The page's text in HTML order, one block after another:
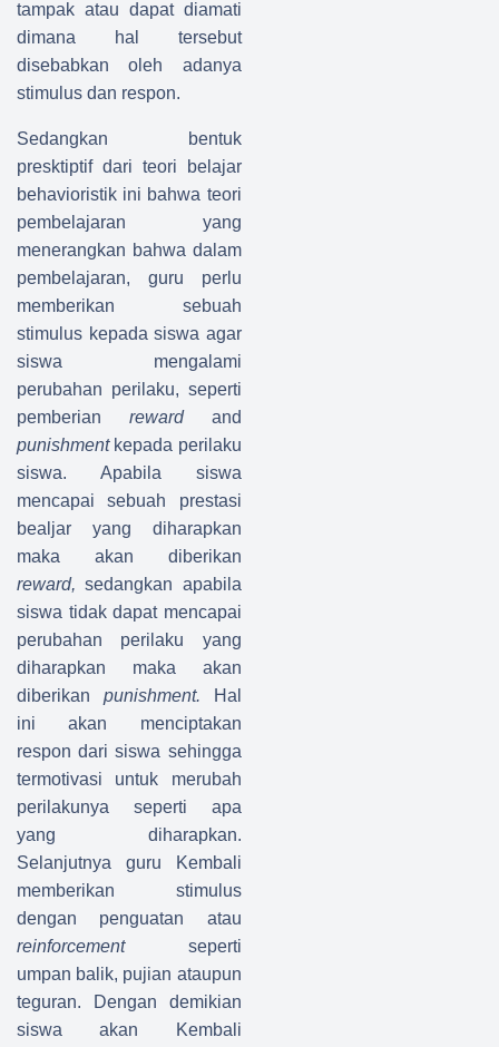
tampak atau dapat diamati
dimana hal tersebut
disebabkan oleh adanya
stimulus dan respon.
Sedangkan bentuk
presktiptif dari teori belajar
behavioristik ini bahwa teori
pembelajaran yang
menerangkan bahwa dalam
pembelajaran, guru perlu
memberikan sebuah
stimulus kepada siswa agar
siswa mengalami
perubahan perilaku, seperti
pemberian reward and
punishment kepada perilaku
siswa. Apabila siswa
mencapai sebuah prestasi
bealjar yang diharapkan
maka akan diberikan
reward,sedangkan apabila
siswa tidak dapat mencapai
perubahan perilaku yang
diharapkan maka akan
diberikan punishment.
Hal
ini akan menciptakan
respon dari siswa sehingga
termotivasi untuk merubah
perilakunya seperti apa
yang diharapkan.
Selanjutnya guru Kembali
memberikan stimulus
dengan penguatan atau
reinforcement seperti
umpan balik, pujian ataupun
teguran. Dengan demikian
siswa akan Kembali